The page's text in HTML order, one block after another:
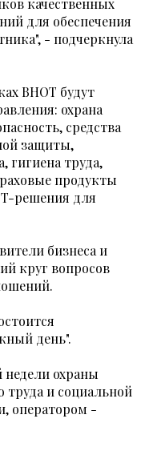
качественных
для обеспечения
- подчеркнула
ВНОТ будут
охрана
средства
защиты,
гигиена труда,
продукты
решения для
бизнеса и
круг вопросов
день".
недели охраны
труда и социальной
оператором -